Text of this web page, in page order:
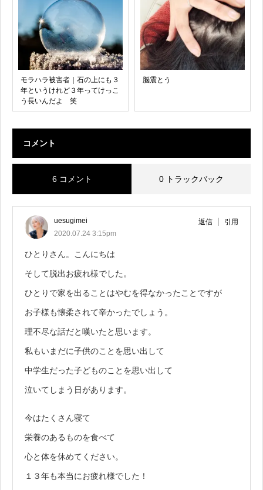
モラハラ被害者｜石の上にも３
年というけれど３年ってけっこ
う長いんだよ 笑
脳震とう
コメント
6 コメント 0 トラックバック
uesugimei
2020.07.24 3:15pm
返信 引用
ひとりさん。こんにちは
そして脱出お疲れ様でした。
ひとりで家を出ることはやむを得なかったことですが
お子様も懐柔されて辛かったでしょう。
理不尽な話だと嘆いたと思います。
私もいまだに子供のことを思い出して
中学生だった子どものことを思い出して
泣いてしまう日があります。
今はたくさん寝て
栄養のあるものを食べて
心と体を休めてください。
１３年も本当にお疲れ様でした！